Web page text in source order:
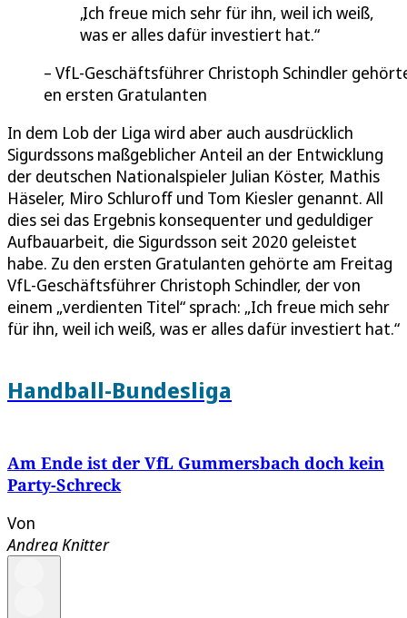
Ich freue mich sehr für ihn, weil ich weiß,
was er alles dafür investiert hat.
VfL-Geschäftsführer Christoph Schindler
en ersten Gratulanten
In dem Lob der Liga wird aber auch ausdrücklich
Sigurdssons maßgeblicher Anteil an der Entwicklung
der deutschen Nationalspieler Julian Köster, Mathis
Häseler, Miro Schluroff und Tom Kiesler genannt. All
dies sei das Ergebnis konsequenter und geduldiger
Aufbauarbeit, die Sigurdsson seit 2020 geleistet
habe. Zu den ersten Gratulanten gehörte am Freitag
VfL-Geschäftsführer Christoph Schindler, der von
einem „verdienten Titel“ sprach: „Ich freue mich sehr
für ihn, weil ich weiß, was er alles dafür investiert hat.“
Handball-Bundesliga
Am Ende ist der VfL Gummersbach doch kein
Party-Schreck
Von
Andrea Knitter